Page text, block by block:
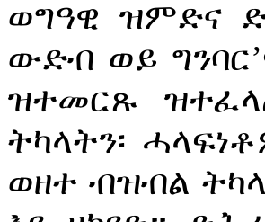
ወግዓዊ ዝምድና
ውድብ ወይ
ዝተመርጹ
ትካላትን፡
ወዘተ ብዝብል